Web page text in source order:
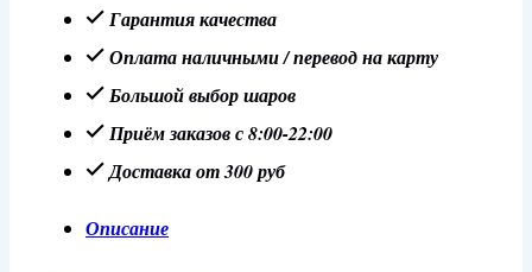
Цифра
Красный
металлик
Гарантия качества
Оплата наличными / перевод на карту
Большой выбор шаров
Приём заказов с 8:00-22:00
Доставка от 300 руб
Описание